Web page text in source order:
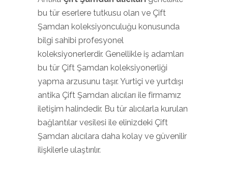
bu tür eserlere tutkusu olan ve Çift
Şamdan koleksiyonculuğu konusunda
bilgi sahibi profesyonel
koleksiyonerlerdir. Genellikle iş adamları
bu tür Çift Şamdan koleksiyonerliği
yapma arzusunu taşır. Yurtiçi ve yurtdışı
antika Çift Şamdan alıcıları ile firmamız
iletişim halindedir. Bu tür alıcılarla kurulan
bağlantılar vesilesi ile elinizdeki Çift
Şamdan alıcılara daha kolay ve güvenilir
ilişkilerle ulaştırılır.